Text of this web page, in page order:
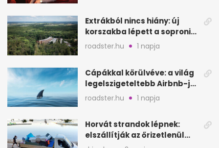
Extrákból nincs hiány: új
korszakba lépett a soproni
Fagus Hotel
roadster.hu 1 napja
Cápákkal körülvéve: a világ
legelszigeteltebb Airbnb-je
a nyílt tengeren
roadster.hu 1 napja
Horvát strandok lépnek:
elszállítják az őrizetlenül
hagyott törölközőket